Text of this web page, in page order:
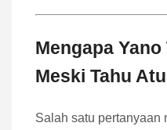
Mengapa
Meski Tahu
Salah satu pertanyaan